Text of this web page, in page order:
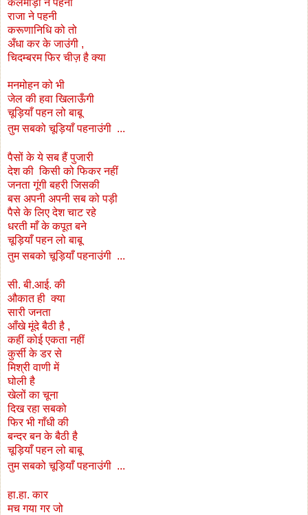
राजा ने पहनी
करूणानिधि को तो
अँधा कर के जाउंगी ,
चिदम्बरमफिर चीज़ है क्या
मनमोहन को भी
जेल की हवा खिलाऊँगी
चूड़ियाँ पहन लो बाबू
तुम सबको चूड़ियाँ पहनाउंगी ...
पैसों के ये सब हैं पुजारी
देश की किसी को फिकर नहीं
जनता गूंगी बहरी जिसकी
बस अपनी अपनी सब को पड़ी
पैसे के लिए देश चाट रहे
धरती माँ के कपूत बने
चूड़ियाँ पहन लो बाबू
तुम सबको चूड़ियाँ पहनाउंगी ...
सी. बी.आई. की
औकात ही क्या
सारी जनता
आँखे मूंदे बैठी है ,
कहीं कोई एकता नहीं
कुर्सी के डर से
मिश्री वाणी में
घोली है
खेलों का चूना
दिख रहा सबको
फिर भी गाँधी की
बन्दर बन के बैठी है
चूड़ियाँ पहन लो बाबू
तुम सबको चूड़ियाँ पहनाउंगी ...
हा.हा. कार
मच गया गर जो